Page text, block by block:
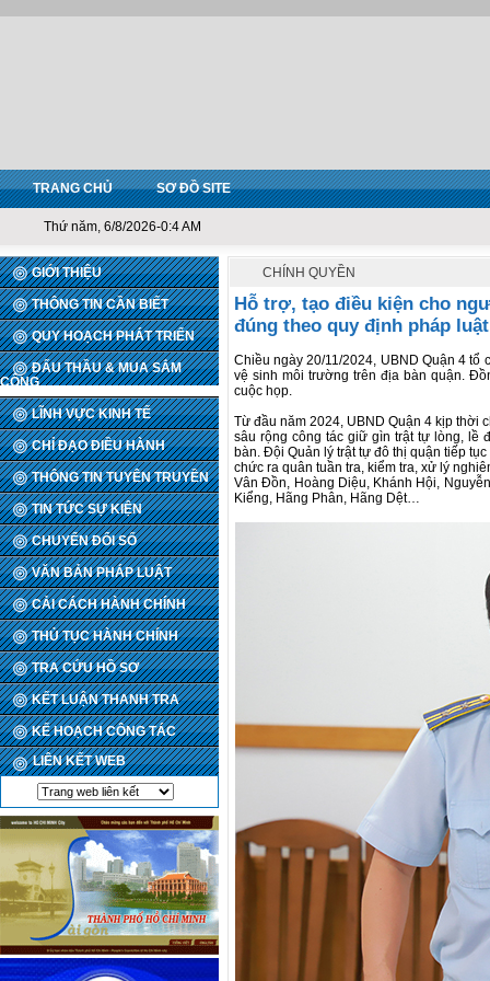
TRANG CHỦ SƠ ĐỒ SITE
Thứ năm, 6/8/2026-0:4 AM
GIỚI THIỆU
THÔNG TIN CẦN BIẾT
QUY HOẠCH PHÁT TRIỂN
ĐẤU THẦU & MUA SẮM
CÔNG
LĨNH VỰC KINH TẾ
CHỈ ĐẠO ĐIỀU HÀNH
THÔNG TIN TUYÊN TRUYỀN
TIN TỨC SỰ KIỆN
CHUYỂN ĐỔI SỐ
VĂN BẢN PHÁP LUẬT
CẢI CÁCH HÀNH CHÍNH
THỦ TỤC HÀNH CHÍNH
TRA CỨU HỒ SƠ
KẾT LUẬN THANH TRA
KẾ HOẠCH CÔNG TÁC
LIÊN KẾT WEB
CHÍNH QUYỀN
Hỗ trợ, tạo điều kiện cho
đúng theo quy định pháp luật
Chiều ngày 20/11/2024, UBND Quận 4
vệ sinh môi trường trên địa bàn quận.
cuộc họp.
Từ đầu năm 2024, UBND Quận 4 kịp thời
sâu rộng công tác giữ gìn trật tự lòng, lề
bàn. Đội Quản lý trật tự đô thị quận tiếp
chức ra quân tuần tra, kiểm tra, xử lý
Vân Đồn, Hoàng Diệu, Khánh Hội,
Kiểng, Hãng Phân, Hãng Dệt…